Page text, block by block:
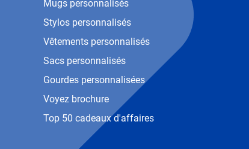
Mugs personnalisés
Stylos personnalisés
Vêtements personnalisés
Sacs personnalisés
Gourdes personnalisées
Voyez brochure
Top 50 cadeaux d'affaires